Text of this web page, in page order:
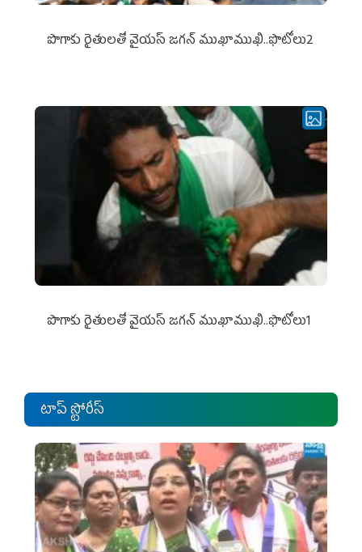
పొగాకు రైతుల‌తో వైయ‌స్ జ‌గ‌న్ ముఖాముఖి..ఫొటోలు2
పొగాకు రైతుల‌తో వైయ‌స్ జ‌గ‌న్ ముఖాముఖి..ఫొటోలు1
టాప్ స్టోరీస్